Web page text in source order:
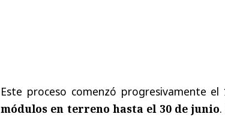
Este proceso comenzó progresivamente el
módulos en terreno hasta el 30 de junio